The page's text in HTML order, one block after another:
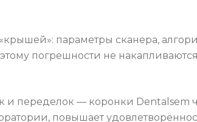
параметры сканера,
погрешности не
переделок — коронки Dentalsem
повышает